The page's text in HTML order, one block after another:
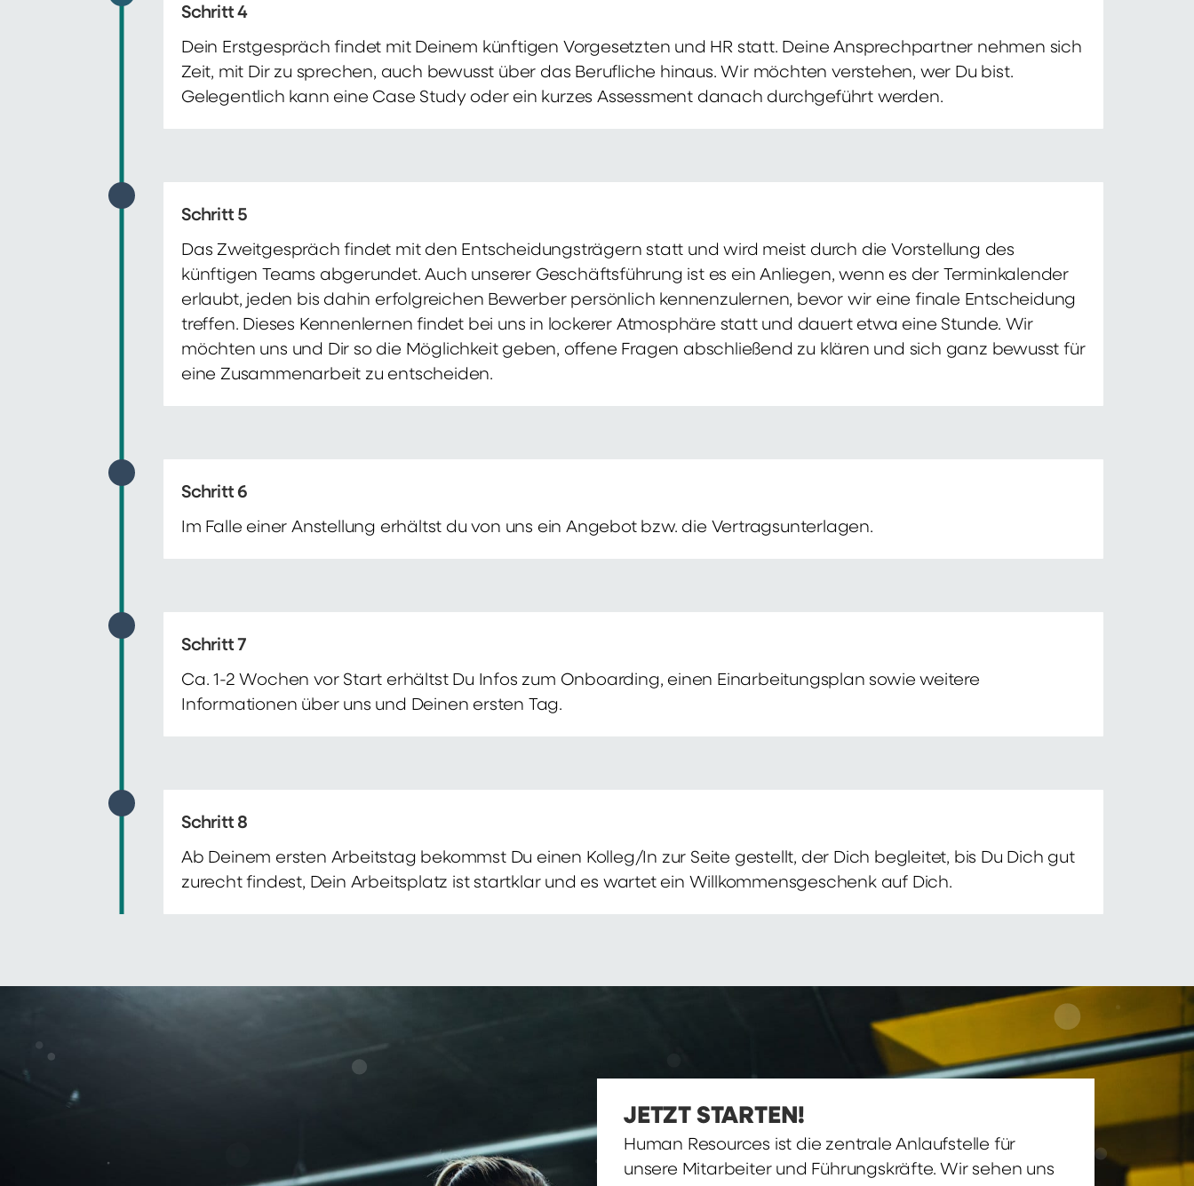
Schritt 4
Dein Erstgespräch findet mit Deinem künftigen Vorgesetzten und HR statt. Deine Ansprechpartner nehmen sich
Zeit, mit Dir zu sprechen, auch bewusst über das Berufliche hinaus. Wir möchten verstehen, wer Du bist.
Gelegentlich kann eine Case Study oder ein kurzes Assessment danach durchgeführt werden.
Schritt 5
Das Zweitgespräch findet mit den Entscheidungsträgern statt und wird meist durch die Vorstellung des
künftigen Teams abgerundet. Auch unserer Geschäftsführung ist es ein Anliegen, wenn es der Terminkalender
erlaubt, jeden bis dahin erfolgreichen Bewerber persönlich kennenzulernen, bevor wir eine finale Entscheidung
treffen. Dieses Kennenlernen findet bei uns in lockerer Atmosphäre statt und dauert etwa eine Stunde. Wir
möchten uns und Dir so die Möglichkeit geben, offene Fragen abschließend zu klären und sich ganz bewusst für
eine Zusammenarbeit zu entscheiden.
Schritt 6
Im Falle einer Anstellung erhältst du von uns ein Angebot bzw. die Vertragsunterlagen.
Schritt 7
Ca. 1-2 Wochen vor Start erhältst Du Infos zum Onboarding, einen Einarbeitungsplan sowie weitere
Informationen über uns und Deinen ersten Tag.
Schritt 8
Ab Deinem ersten Arbeitstag bekommst Du einen Kolleg/In zur Seite gestellt, der Dich begleitet, bis Du Dich gut
zurecht findest, Dein Arbeitsplatz ist startklar und es wartet ein Willkommensgeschenk auf Dich.
JETZT STARTEN!
Human Resources ist die zentrale Anlaufstelle für
unsere Mitarbeiter und Führungskräfte. Wir sehen uns